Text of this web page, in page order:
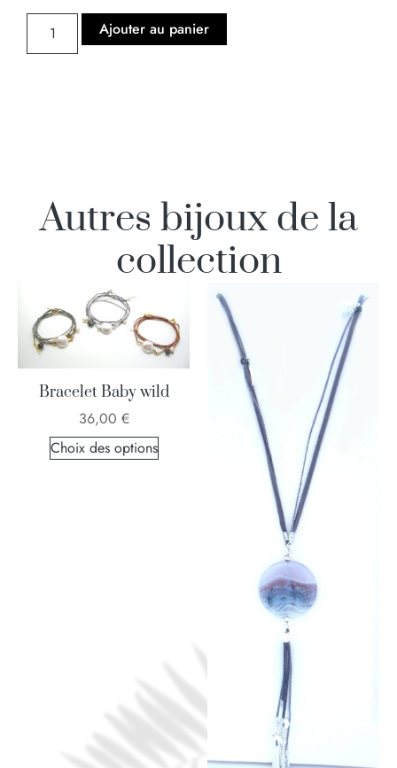
Ajouter au panier
Autres bijoux de la
collection
Bracelet Baby wild
36,00 €
Choix des options